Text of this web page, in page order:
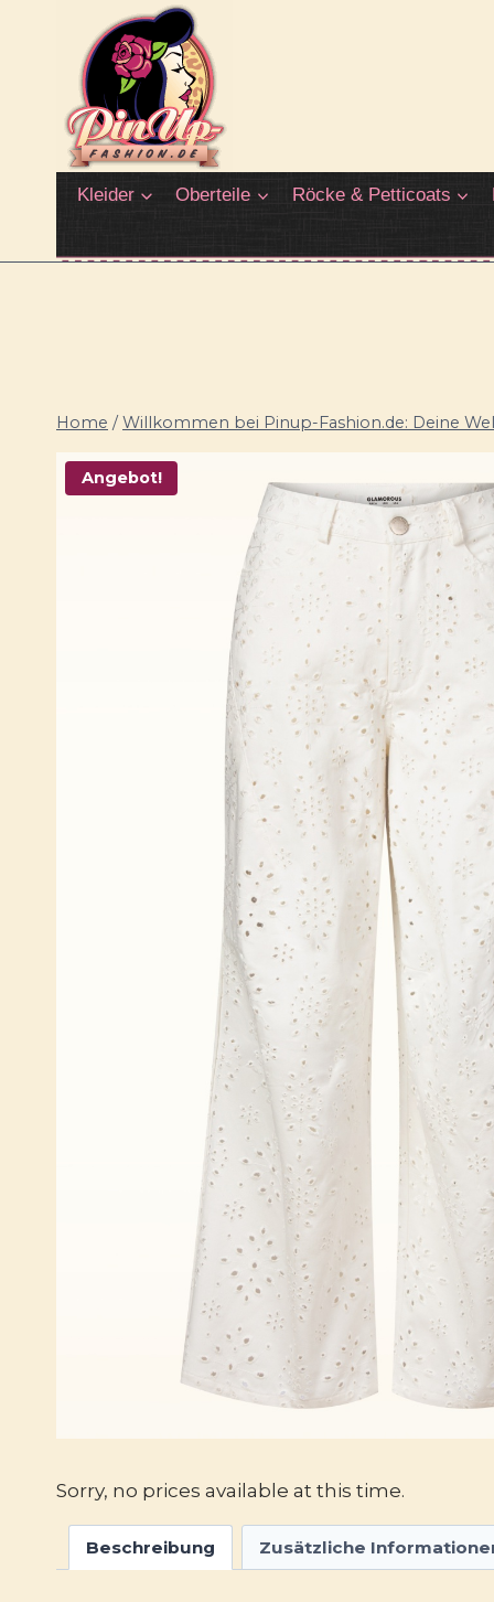
springen
Kleider Oberteile Röcke & Petticoats
Home / Willkommen bei Pinup-Fashion.de: Deine
Angebot!
Sorry, no prices available at this time.
Beschreibung Zusätzliche